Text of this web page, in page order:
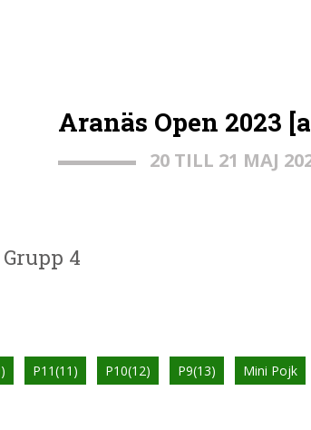
Aranäs Open 2023
20 TILL 21 MAJ
Grupp 4
P11(11) P10(12) P9(13) Mini Pojk